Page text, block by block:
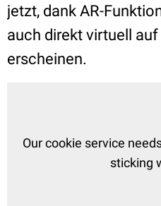
jetzt, dank AR-
auch direkt virtuell
erscheinen.